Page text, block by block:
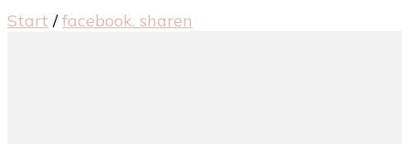
Start / facebook. sharen